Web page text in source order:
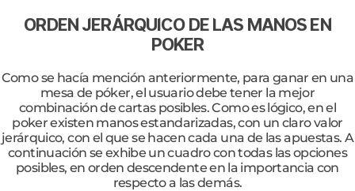
ORDEN JERÁRQUICO DE LAS MANOS EN
POKER
Como se hacía mención anteriormente, para ganar en una
mesa de póker, el usuario debe tener la mejor
combinación de cartas posibles. Como es lógico, en el
poker existen manos estandarizadas, con un claro valor
jerárquico, con el que se hacen cada una de las apuestas. A
continuación se exhibe un cuadro con todas las opciones
posibles, en orden descendente en la importancia con
respecto a las demás.